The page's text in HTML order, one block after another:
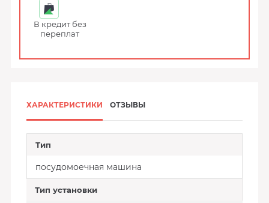
В кредит без
переплат
ХАРАКТЕРИСТИКИ ОТЗЫВЫ
Тип
посудомоечная машина
Тип установки